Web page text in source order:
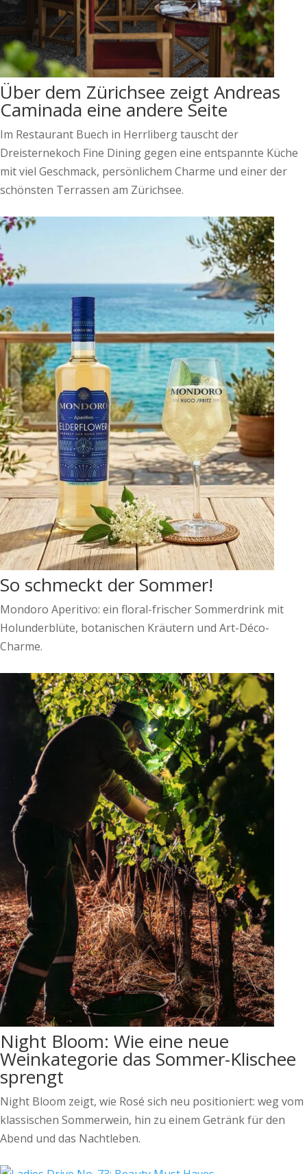
Über dem Zürichsee zeigt Andreas
Caminada eine andere Seite
Im Restaurant Buech in Herrliberg tauscht der
Dreisternekoch Fine Dining gegen eine entspannte Küche
mit viel Geschmack, persönlichem Charme und einer der
schönsten Terrassen am Zürichsee.
So schmeckt der Sommer!
Mondoro Aperitivo: ein floral-frischer Sommerdrink mit
Holunderblüte, botanischen Kräutern und Art-Déco-
Charme.
Night Bloom: Wie eine neue
Weinkategorie das Sommer-Klischee
sprengt
Night Bloom zeigt, wie Rosé sich neu positioniert: weg vom
klassischen Sommerwein, hin zu einem Getränk für den
Abend und das Nachtleben.